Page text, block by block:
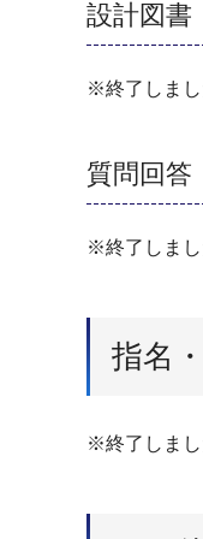
設計図書
※終了しまし
質問回答
※終了しまし
指名
※終了しまし